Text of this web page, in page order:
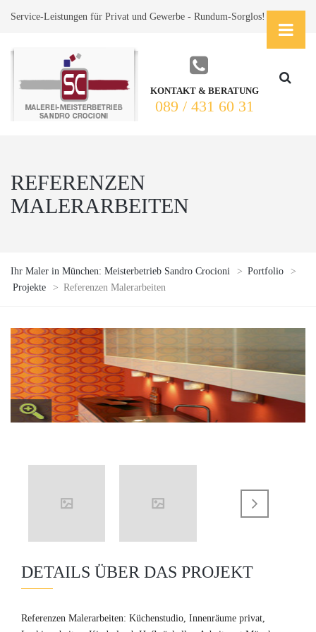
Service-Leistungen für Privat und Gewerbe - Rundum-Sorglos!
KONTAKT & BERATUNG
089 / 431 60 31
REFERENZEN
MALERARBEITEN
Ihr Maler in München: Meisterbetrieb Sandro Crocioni > Portfolio
>
Projekte
> Referenzen Malerarbeiten
DETAILS ÜBER DAS PROJEKT
Referenzen Malerarbeiten: Küchenstudio, Innenräume privat,